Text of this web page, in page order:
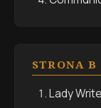
STRONA B
Lady